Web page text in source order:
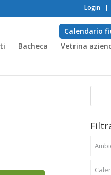
Login |
Bacheca Vetrina
Calendario